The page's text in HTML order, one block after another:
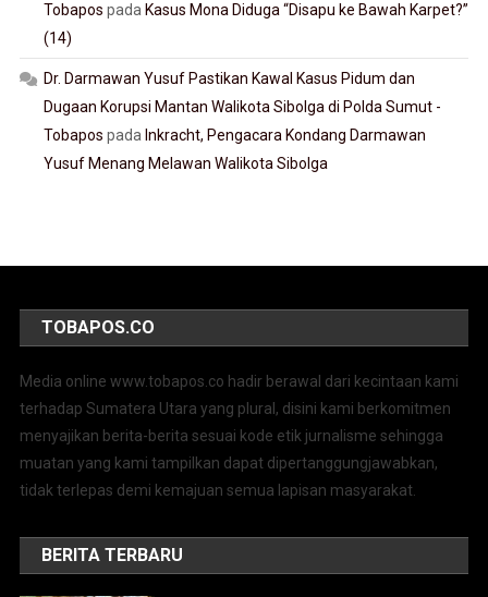
Tobapos pada Kasus Mona Diduga “Disapu ke Bawah Karpet?”
(14)
Dr. Darmawan Yusuf Pastikan Kawal Kasus Pidum dan
Dugaan Korupsi Mantan Walikota Sibolga di Polda Sumut -
Tobapos pada Inkracht, Pengacara Kondang Darmawan
Yusuf Menang Melawan Walikota Sibolga
TOBAPOS.CO
Media online www.tobapos.co hadir berawal dari kecintaan kami
terhadap Sumatera Utara yang plural, disini kami berkomitmen
menyajikan berita-berita sesuai kode etik jurnalisme sehingga
muatan yang kami tampilkan dapat dipertanggungjawabkan,
tidak terlepas demi kemajuan semua lapisan masyarakat.
BERITA TERBARU